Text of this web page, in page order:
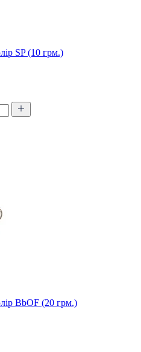
SP (10 грм.)
BbOF (20 грм.)